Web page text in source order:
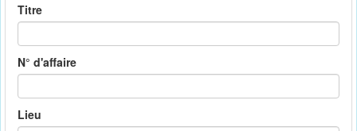
Titre
N° d'affaire
Lieu